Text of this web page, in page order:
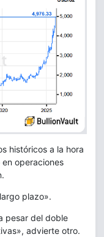
históricos a la hora
operaciones
plazo».
pesar del doble
advierte otro.